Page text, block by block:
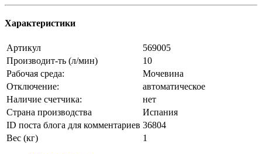
Характеристики
Артикул
569005
Производит-ть (л/мин)
10
Рабочая среда:
Мочевина
Отключение:
автоматическое
Наличие счетчика:
нет
Страна производства
Испания
ID поста блога для комментариев 36804
Вес (кг)
1